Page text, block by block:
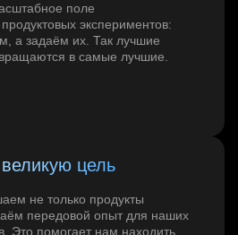
поле
экспериментов:
а задаём их. Так лучшие
в самые лучшие.
цель
не только продукты
передовой опыт для наших
Это помогает нам находить